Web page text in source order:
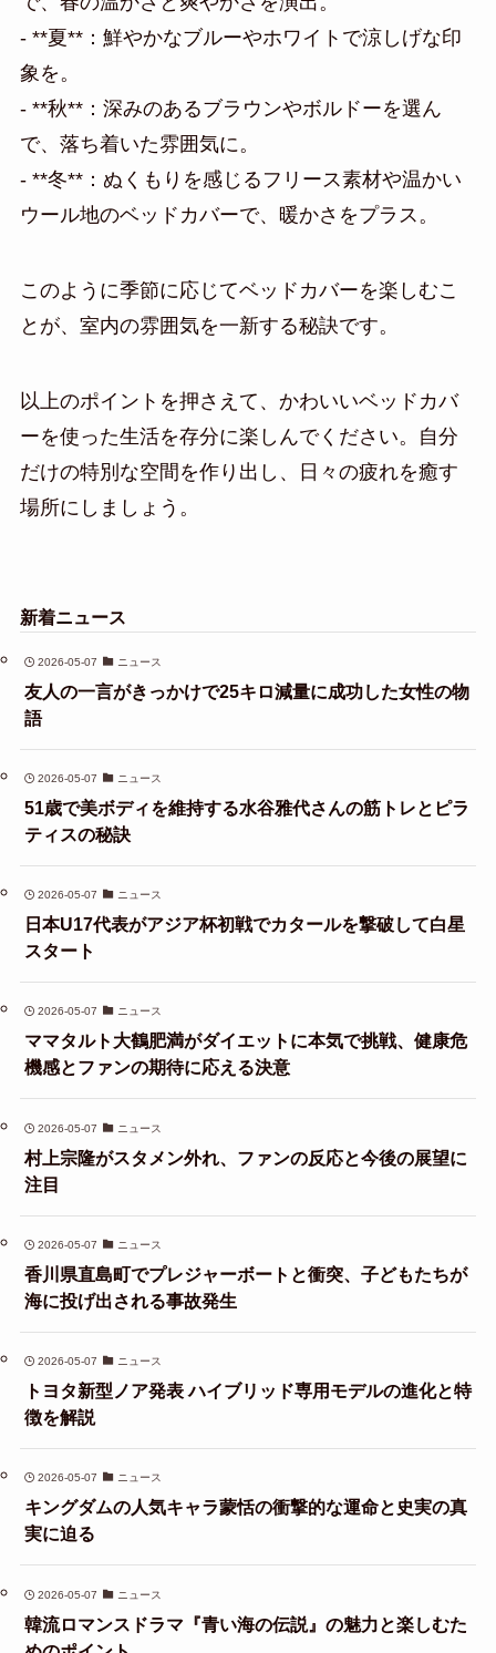
- **夏**：鮮やかなブルーやホワイトで涼しげな印
象を。
- **秋**：深みのあるブラウンやボルドーを選ん
で、落ち着いた雰囲気に。
- **冬**：ぬくもりを感じるフリース素材や温かい
ウール地のベッドカバーで、暖かさをプラス。
このように季節に応じてベッドカバーを楽しむこ
とが、室内の雰囲気を一新する秘訣です。
以上のポイントを押さえて、かわいいベッドカバ
ーを使った生活を存分に楽しんでください。自分
だけの特別な空間を作り出し、日々の疲れを癒す
場所にしましょう。
新着ニュース
2026-05-07 ニュース
友人の一言がきっかけで25キロ減量に成功した女性の物
語
2026-05-07 ニュース
51歳で美ボディを維持する水谷雅代さんの筋トレとピラ
ティスの秘訣
2026-05-07 ニュース
日本U17代表がアジア杯初戦でカタールを撃破して白星
スタート
2026-05-07 ニュース
ママタルト大鶴肥満がダイエットに本気で挑戦、健康危
機感とファンの期待に応える決意
2026-05-07 ニュース
村上宗隆がスタメン外れ、ファンの反応と今後の展望に
注目
2026-05-07 ニュース
香川県直島町でプレジャーボートと衝突、子どもたちが
海に投げ出される事故発生
2026-05-07 ニュース
トヨタ新型ノア発表 ハイブリッド専用モデルの進化と特
徴を解説
2026-05-07 ニュース
キングダムの人気キャラ蒙恬の衝撃的な運命と史実の真
実に迫る
2026-05-07 ニュース
韓流ロマンスドラマ『青い海の伝説』の魅力と楽しむた